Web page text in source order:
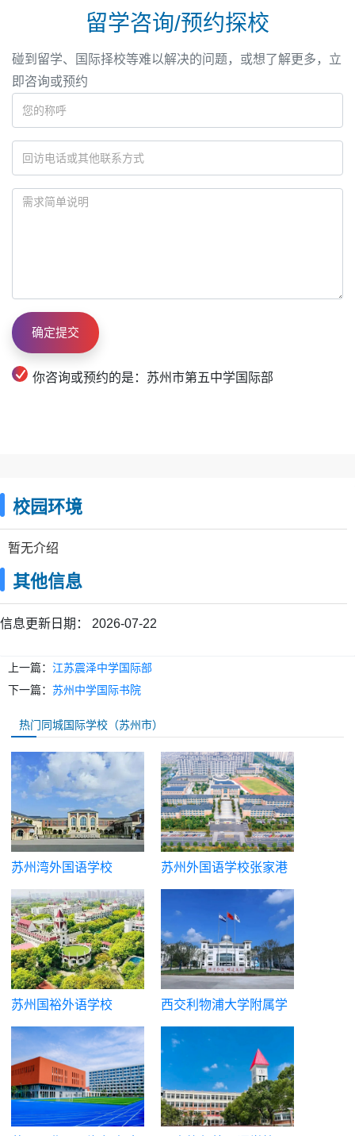
留学咨询/预约探校
碰到留学、国际择校等难以解决的问题，或想了解更多，立
即咨询或预约
你咨询或预约的是：苏州市第五中学国际部
校园环境
暂无介绍
其他信息
信息更新日期： 2026-07-22
上一篇： 江苏震泽中学国际部
下一篇： 苏州中学国际书院
热门同城国际学校（苏州市）
苏州湾外国语学校
苏州外国语学校张家港
校区
苏州国裕外语学校
西交利物浦大学附属学
校国际部